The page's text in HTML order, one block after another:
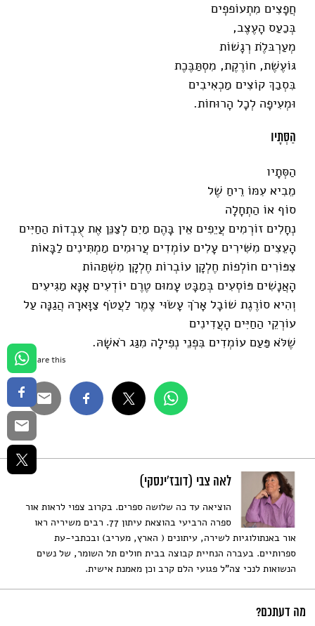
חֲפָצִים מִתְעוֹפפְִים
בְּכַעַס הָעֶצֶב,
מְעַרְבּלֶֹת רְגָשׁוֹת
גּוֹעֶשֶׁת, חוֹרֶקֶת, מִסְתַּבֶּכֶת
בִּסְבַךְ קוֹצִים מַכְאִיבִים
וּמְעִיפָה לְכָל הָרוּחוֹת.
הַסְּתָיו
הַסְּתָיו
מֵבִיא עִמּוֹ רֵיחַ שֶׁל
סוֹף אוֹ הַתְחָלָה
נְחָלִים זוֹרְמִים עֲיֵפִים אֵין בָּהֶם מַיִם לְצַנֵּן אֶת עֻבְדוֹת הַחַיִּים
הָעֵצִים מִשִּׁירִים עָלִים עוֹמְדִים עֲרוּמִים מַמְתִּינִים לַבָּאוֹת
צִפּוֹרִים חוֹלְפוֹת חֶלְקָן עוֹבְרוֹת חֶלְקָן מִשְׁתַּהוֹת
הָאֲנָשִׁים פּוֹסְעִים בְּמַבָּט עָמוּם טֶרֶם יוֹדְעִים אָנָּא מַגִּיעִים
וְהִיא סוֹרֶגֶת שׁוֹבָל אָרֹךְ עָשׂוּי צֶמֶר לַעֲטֹף צַוָּארָהּ הֲגַנָּה עַל
עוֹרְקֵי הַחַיִּים הָעֲדִינִים
שֶׁלֹּא פַּעַם עוֹמְדִים בִּפְנֵי נְפִילָה מִגַּג רֹאשָׁהּ.
Share this...
לאה צבי (דובז'ינסקי)
הוציאה עד כה שלושה ספרים. בקרוב צפוי לראות אור
ספרה הרביעי בהוצאת עיתון 77. רבים משיריה ראו
אור באנתולוגיות לשירה, עיתונים ( הארץ, מעריב) ובכתבי-עת
ספרותיים. בעברה הנחיית קבוצה בבית חולים תל השומר, של נשים
הנשואות לנכי צה"ל פגועי הלם קרב וכן מאמנת אישית.
מה דעתכם?